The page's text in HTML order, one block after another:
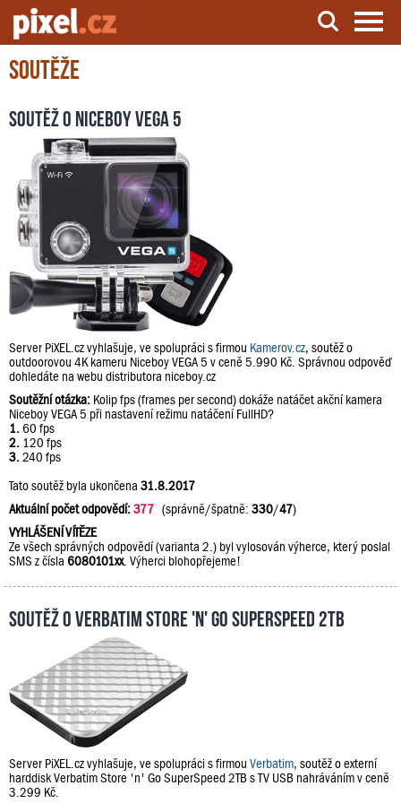
Server o natáčení a zpracování videa
Soutěže
Soutěž o Niceboy VEGA 5
Server PiXEL.cz vyhlašuje, ve spolupráci s firmou Kamerov.cz, soutěž o
outdoorovou 4K kameru Niceboy VEGA 5 v ceně 5.990 Kč. Správnou odpověď
dohledáte na webu distributora niceboy.cz
Soutěžní otázka: Kolip fps (frames per second) dokáže natáčet akční kamera
Niceboy VEGA 5 při nastavení režimu natáčení FullHD?
1. 60 fps
2. 120 fps
3. 240 fps
Tato soutěž byla ukončena 31.8.2017
Aktuální počet odpovědí:377 (správně/špatně: 330/47)
VYHLÁŠENÍ VÍTĚZE
Ze všech správných odpovědí (varianta 2.) byl vylosován výherce, který poslal
SMS z čísla 6080101xx. Výherci blohopřejeme!
Soutěž o Verbatim Store 'n' Go SuperSpeed 2TB
Server PiXEL.cz vyhlašuje, ve spolupráci s firmou Verbatim, soutěž o externí
harddisk Verbatim Store 'n' Go SuperSpeed 2TB s TV USB nahráváním v ceně
3.299 Kč.